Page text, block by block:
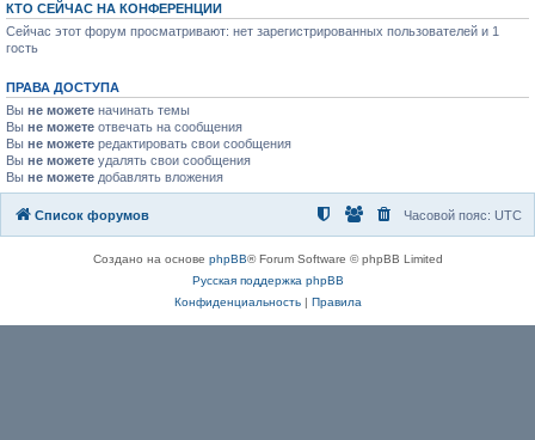
КТО СЕЙЧАС НА КОНФЕРЕНЦИИ
Сейчас этот форум просматривают: нет зарегистрированных пользователей и 1
гость
ПРАВА ДОСТУПА
Вы не можете начинать темы
Вы не можете отвечать на сообщения
Вы не можете редактировать свои сообщения
Вы не можете удалять свои сообщения
Вы не можете добавлять вложения
Список форумов Часовой пояс: UTC
Создано на основе phpBB® Forum Software © phpBB Limited
Русская поддержка phpBB
Конфиденциальность| Правила